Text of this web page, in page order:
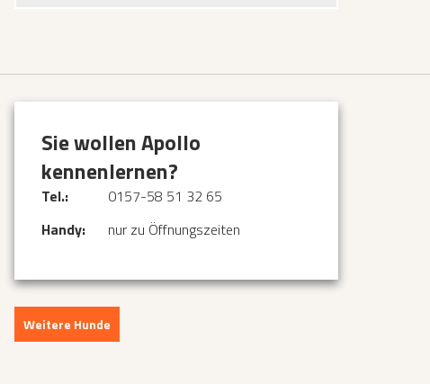
Sie wollen Apollo
kennenlernen?
Tel.:
0157-58 51 32 65
Handy:
nur zu Öffnungszeiten
Weitere Hunde